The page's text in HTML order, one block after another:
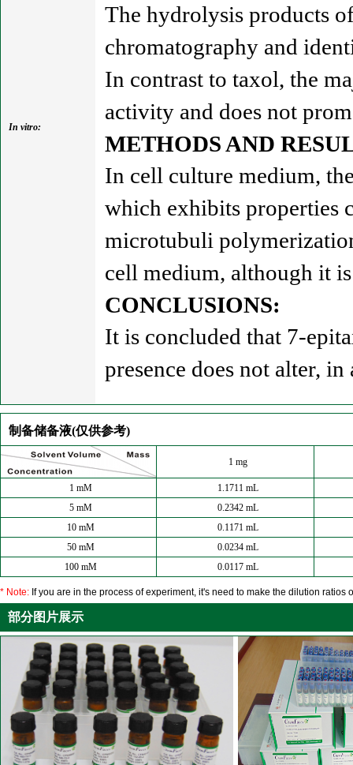
In vitro:
The hydrolysis products
chromatography and
In contrast to taxol, the
activity and does not
METHODS AND
In cell culture medium,
which exhibits properties
microtubuli
cell medium, although it
CONCLUSIONS:
It is concluded that 7-
presence does not alter,
制备储备液(仅供参考)
1 mg
1 mM
1.1711 mL
5 mM
0.2342 mL
10 mM
0.1171 mL
50 mM
0.0234 mL
100 mM
0.0117 mL
* Note: If you are in the process of experiment, it's need to make the dilution
部分图片展示